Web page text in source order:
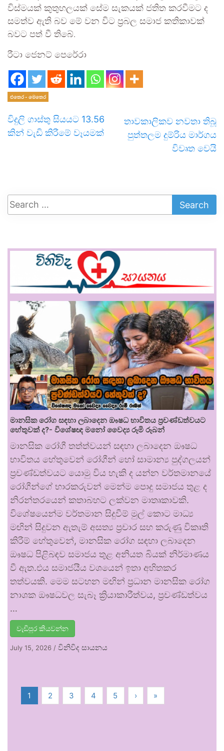
විස්මයක් කුතුහලයක් සේම සැකයක් ජතිත කරවීමට ද
සමත්ව ඇති බව මේ වන විට ප්‍රබල සමාජ කතිකාවක්
බවට පත් වී තිබේ.
රීටා ජෙනට් පෙරේරා
එතෙර - මෙතෙර
විදුලි ගාස්තු සියයට 13.56
කින් වැඩි කිරීමේ වෑයමක්
තාවකාලිකව නවතා තිබූ
පුත්තලම දුම්රිය මාර්ගය
විවෘත වෙයි
මානසික රෝග සඳහා ලබාදෙන ඖෂධ භාවිතය ප්‍රචණ්ඩත්වයට
හේතුවක් ද?- විශේෂඥ මනෝ වෛද්‍ය රූමි රූබන්
මානසික රෝගී තත්ත්වයන් සඳහා ලබාදෙන ඖෂධ
භාවිතය හේතුවෙන් රෝගීන් හෝ සාමාන්‍ය පුද්ගලයන්
ප්‍රචණ්ඩත්වයට යොමු විය හැකි ද යන්න වර්තමානයේ
රෝගීන්ගේ භාරකරුවන් මෙන්ම පොදු සමාජය තුළ ද
නිරන්තරයෙන් කතාබහට ලක්වන මාතෘකාවකි.
විශේෂයෙන්ම වර්තමාන සිදුවීම් මුල් කොට මාධ්‍ය
මඟින් සිදුවන ඇතැම් අසත්‍ය ප්‍රචාර සහ කරුණු විකෘති
කිරීම් හේතුවෙන්, මානසික රෝග සඳහා ලබාදෙන
ඖෂධ පිළිබඳව සමාජය තුළ අනියත බියක් නිර්මාණය
වී ඇත.එය සමාජයීය වශයෙන් ඉතා අහිතකර
තත්වයකි. මෙම සටහන මඟින් ප්‍රධාන මානසික රෝග
නාශක ඖෂධවල සැබෑ ක්‍රියාකාරීත්වය, ප්‍රචණ්ඩත්වය
…
වැඩිපුර කියවන්න
July 15, 2026 / විනිවිද සායනය
1 2 3 4 5 › »